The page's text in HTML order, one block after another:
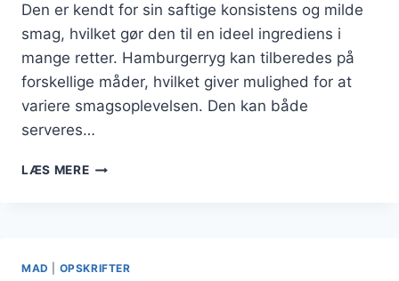
Den er kendt for sin saftige konsistens og milde
smag, hvilket gør den til en ideel ingrediens i
mange retter. Hamburgerryg kan tilberedes på
forskellige måder, hvilket giver mulighed for at
variere smagsoplevelsen. Den kan både
serveres…
LÆS MEREHAMBURGERRYG
MAD OPSKRIFTER